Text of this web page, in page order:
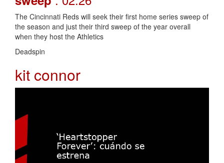
The Cincinnati Reds will seek their first home series sweep of
the season and just their third sweep of the year overall
when they host the Athletics
Deadspin
kit connor